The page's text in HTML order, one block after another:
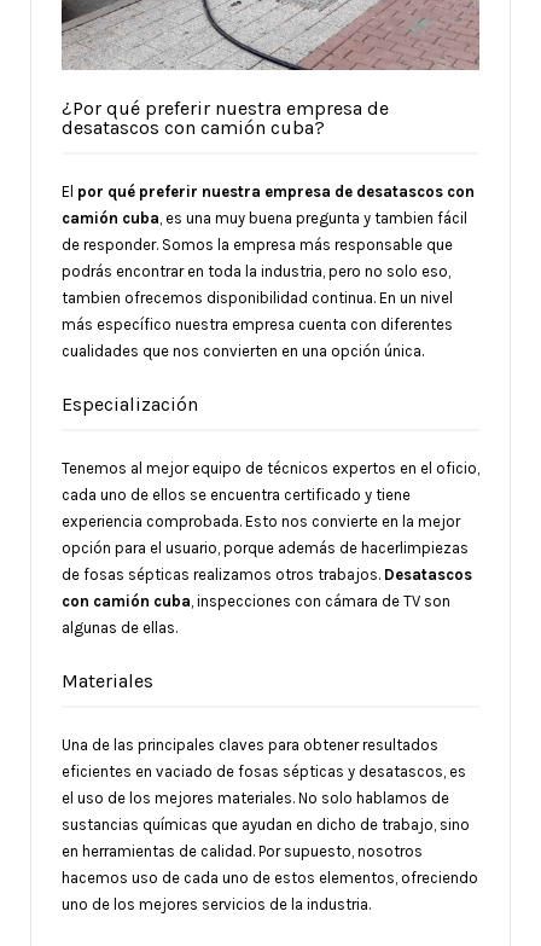
¿Por qué preferir nuestra empresa de
desatascos con camión cuba?
El por qué preferir nuestra empresa de desatascos con
camión cuba, es una muy buena pregunta y tambien fácil
de responder. Somos la empresa más responsable que
podrás encontrar en toda la industria, pero no solo eso,
tambien ofrecemos disponibilidad continua. En un nivel
más específico nuestra empresa cuenta con diferentes
cualidades que nos convierten en una opción única.
Especialización
Tenemos al mejor equipo de técnicos expertos en el oficio,
cada uno de ellos se encuentra certificado y tiene
experiencia comprobada. Esto nos convierte en la mejor
opción para el usuario, porque además de hacerlimpiezas
de fosas sépticas realizamos otros trabajos. Desatascos
con camión cuba, inspecciones con cámara de TV son
algunas de ellas.
Materiales
Una de las principales claves para obtener resultados
eficientes en vaciado de fosas sépticas y desatascos, es
el uso de los mejores materiales. No solo hablamos de
sustancias químicas que ayudan en dicho de trabajo, sino
en herramientas de calidad. Por supuesto, nosotros
hacemos uso de cada uno de estos elementos, ofreciendo
uno de los mejores servicios de la industria.